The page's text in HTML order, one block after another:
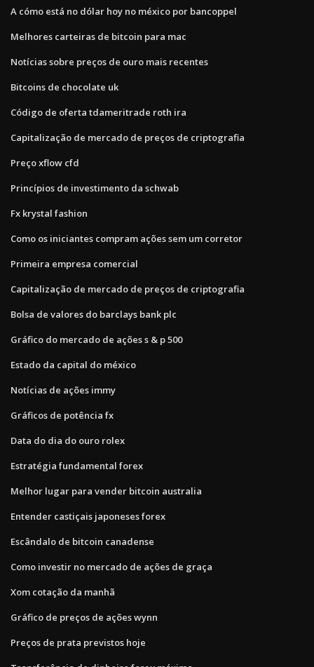
A cómo está no dólar hoy no méxico por bancoppel
Melhores carteiras de bitcoin para mac
Notícias sobre preços de ouro mais recentes
Bitcoins de chocolate uk
Código de oferta tdameritrade roth ira
Capitalização de mercado de preços de criptografia
Preço xflow cfd
Princípios de investimento da schwab
Fx krystal fashion
Como os iniciantes compram ações sem um corretor
Primeira empresa comercial
Capitalização de mercado de preços de criptografia
Bolsa de valores do barclays bank plc
Gráfico do mercado de ações s & p 500
Estado da capital do méxico
Notícias de ações immy
Gráficos de potência fx
Data do dia do ouro rolex
Estratégia fundamental forex
Melhor lugar para vender bitcoin australia
Entender castiçais japoneses forex
Escândalo de bitcoin canadense
Como investir no mercado de ações de graça
Xom cotação da manhã
Gráfico de preços de ações wynn
Preços de prata previstos hoje